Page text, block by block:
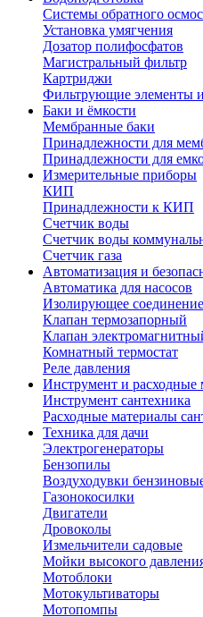
Системы обратного
Установка умягчения
Дозатор полифосфатов
Магистральный фильтр
Картриджи
Фильтрующие элементы
Баки и ёмкости
Мембранные баки
Принадлежности для
Принадлежности для
Измерительные приборы
КИП
Принадлежности к КИП
Счетчик воды
Счетчик воды
Счетчик газа
Автоматизация и
Автоматика для насосов
Изолирующее соединение
Клапан термозапорный
Клапан
Комнатный термостат
Реле давления
Инструмент и расходные
Инструмент сантехника
Расходные материалы
Техника для дачи
Электрогенераторы
Бензопилы
Воздуходувки
Газонокосилки
Двигатели
Дровоколы
Измельчители садовые
Мойки высокого
Мотоблоки
Мотокультиваторы
Мотопомпы